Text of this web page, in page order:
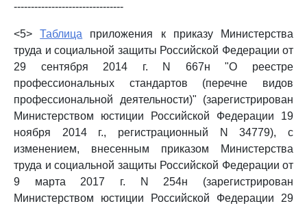
--------------------------------
<5>Таблица приложения к приказу Министерства
труда и социальной защиты Российской Федерации от
29 сентября 2014 г. N 667н "О реестре
профессиональных стандартов (перечне видов
профессиональной деятельности)" (зарегистрирован
Министерством юстиции Российской Федерации 19
ноября 2014 г., регистрационный N 34779), с
изменением, внесенным приказом Министерства
труда и социальной защиты Российской Федерации от
9 марта 2017 г. N 254н (зарегистрирован
Министерством юстиции Российской Федерации 29